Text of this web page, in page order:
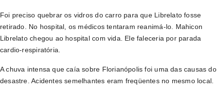
Foi preciso quebrar os vidros do carro para que Librelato fosse
retirado. No hospital, os médicos tentaram reanimá-lo. Mahicon
Librelato chegou ao hospital com vida. Ele faleceria por parada
cardio-respiratória.
A chuva intensa que caía sobre Florianópolis foi uma das causas do
desastre. Acidentes semelhantes eram freqüentes no mesmo local.